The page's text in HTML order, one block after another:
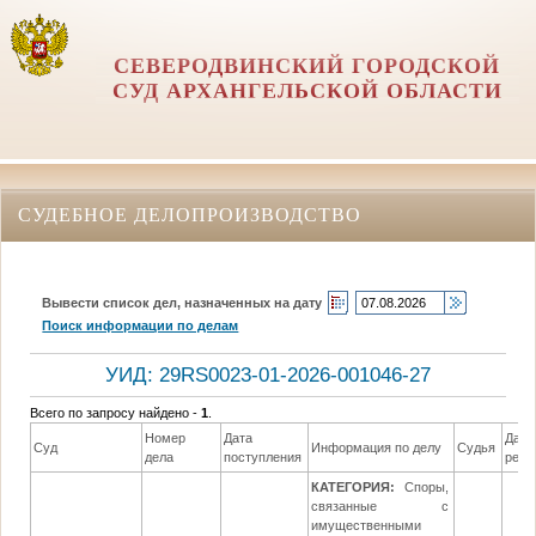
СЕВЕРОДВИНСКИЙ ГОРОДСКОЙ
СУД АРХАНГЕЛЬСКОЙ ОБЛАСТИ
СУДЕБНОЕ ДЕЛОПРОИЗВОДСТВО
Вывести список дел, назначенных на дату
Поиск информации по делам
УИД: 29RS0023-01-2026-001046-27
Всего по запросу найдено -1
Суд
Номер
дела
Дата
поступления
Информация по делу Судья
Дата
КАТЕГОРИЯ:
Споры,
связанные с
имущественными